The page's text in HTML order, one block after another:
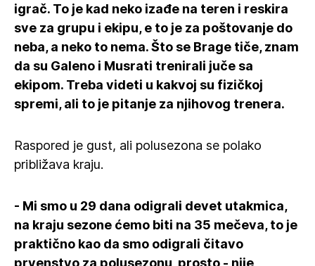
igrač. To je kad neko izađe na teren i reskira
sve za grupu i ekipu, e to je za poštovanje do
neba, a neko to nema. Što se Brage tiče, znam
da su Galeno i Musrati trenirali juče sa
ekipom. Treba videti u kakvoj su fizičkoj
spremi, ali to je pitanje za njihovog trenera.
Raspored je gust, ali polusezona se polako
približava kraju.
- Mi smo u 29 dana odigrali devet utakmica,
na kraju sezone ćemo biti na 35 mečeva, to je
praktično kao da smo odigrali čitavo
prvenstvo za polusezonu, prosto - nije